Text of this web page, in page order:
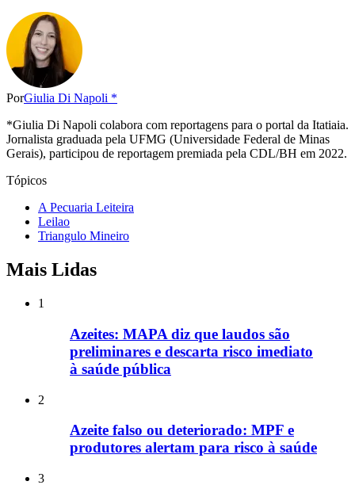
PorGiulia Di Napoli *
*Giulia Di Napoli colabora com reportagens para o portal da Itatiaia.
Jornalista graduada pela UFMG (Universidade Federal de Minas
Gerais), participou de reportagem premiada pela CDL/BH em 2022.
Tópicos
A Pecuaria Leiteira
Leilao
Triangulo Mineiro
Mais Lidas
1
Azeites: MAPA diz que laudos são
preliminares e descarta risco imediato
à saúde pública
2
Azeite falso ou deteriorado: MPF e
produtores alertam para risco à saúde
3